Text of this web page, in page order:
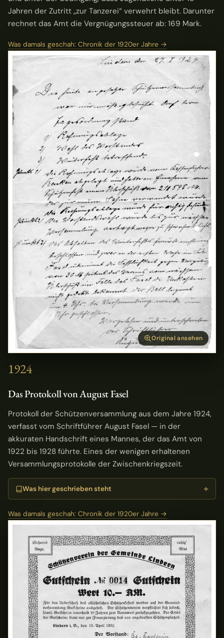
Jahren der Zutritt „zur Tanzerei“ verwehrt bleibt. Darunter
rechnet das Amt die Vergnügungssteuer ab: 169 Mark.
Was damals geschah: Chronik der 1920er Jahre →
Original ansehen
1924
Das Protokoll von August Fasel
Protokoll der Schützenversammlung aus dem Jahre 1924,
verfasst vom Schriftführer August Fasel — in der
akkuraten Handschrift eines Mannes, der das Amt von
1922 bis 1928 führte. Eines der wenigen erhaltenen
Versammlungsprotokolle der Zwischenkriegszeit.
Was hier geschrieben steht
Was damals geschah: Chronik der 1920er Jahre →